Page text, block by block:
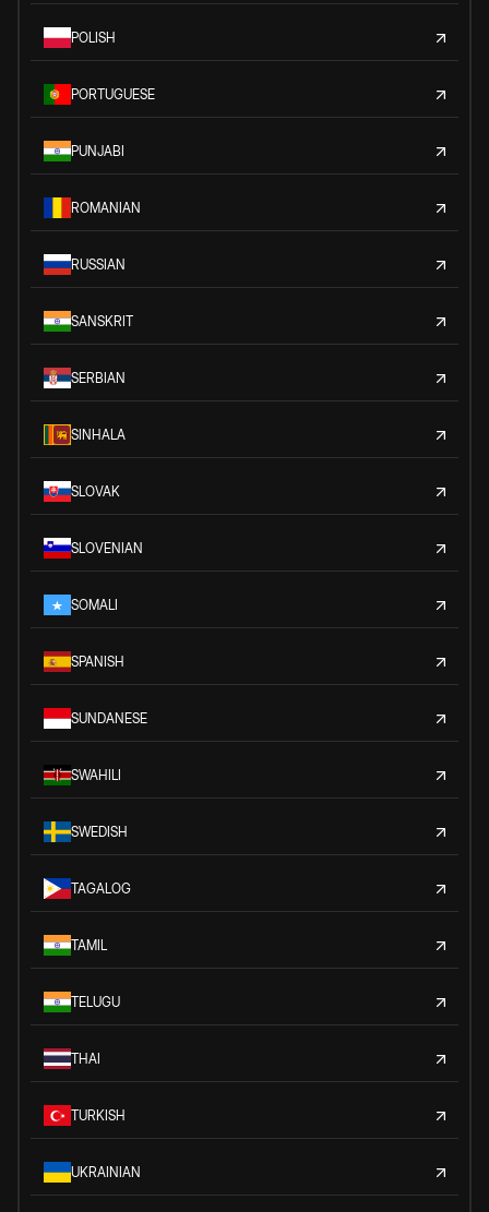
POLISH
PORTUGUESE
PUNJABI
ROMANIAN
RUSSIAN
SANSKRIT
SERBIAN
SINHALA
SLOVAK
SLOVENIAN
SOMALI
SPANISH
SUNDANESE
SWAHILI
SWEDISH
TAGALOG
TAMIL
TELUGU
THAI
TURKISH
UKRAINIAN